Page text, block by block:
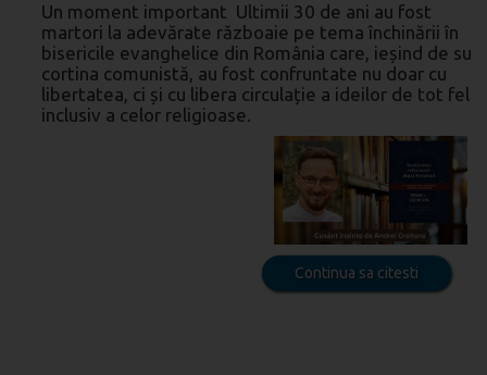
Un moment important Ultimii 30 de ani au fost
martori la adevărate războaie pe tema închinării în
bisericile evanghelice din România care, ieșind de sub
cortina comunistă, au fost confruntate nu doar cu
libertatea, ci și cu libera circulație a ideilor de tot felul,
inclusiv a celor religioase.
Continua sa citesti